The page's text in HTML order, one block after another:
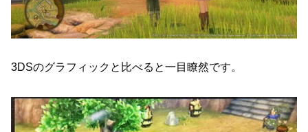
3DSのグラフィックと比べると一目瞭然です。